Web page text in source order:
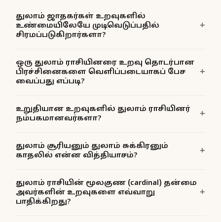
துலாம் ஜாதகர்கள் உறவுகளில்
உண்மையிலேயே முடிவெடுப்பதில்
சிரமப்படுகிறார்களா?
ஒரு துலாம் ராசியினரை உறவு தொடர்பான
பிரச்சினைகளை வெளிப்படையாகப் பேச
வைப்பது எப்படி?
உறுதியான உறவுகளில் துலாம் ராசியினர்
நம்பகமானவர்களா?
துலாம் சூரியனும் துலாம் சுக்கிரனும்
காதலில் என்ன வித்தியாசம்?
துலாம் ராசியின் மூலகுண (cardinal) தன்மை
அவர்களின் உறவுகளை எவ்வாறு
பாதிக்கிறது?